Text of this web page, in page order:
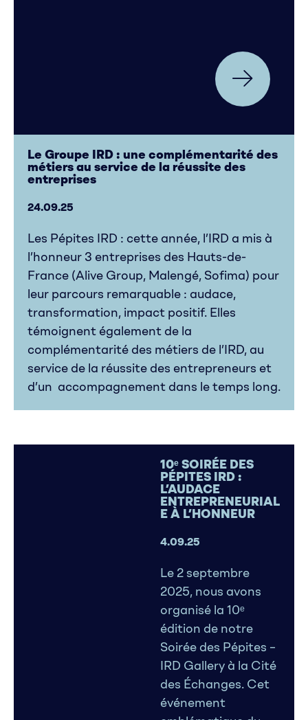
Le Groupe IRD : une complémentarité des
métiers au service de la réussite des
entreprises
24.09.25
Les Pépites IRD : cette année, l’IRD a mis à
l’honneur 3 entreprises des Hauts-de-
France (Alive Group, Malengé, Sofima) pour
leur parcours remarquable : audace,
transformation, impact positif. Elles
témoignent également de la
complémentarité des métiers de l’IRD, au
service de la réussite des entrepreneurs et
d’un accompagnement dans le temps long.
10ᵉ SOIRÉE DES
PÉPITES IRD :
L’AUDACE
ENTREPRENEURIAL
E À L’HONNEUR
4.09.25
Le 2 septembre
2025, nous avons
organisé la 10ᵉ
édition de notre
Soirée des Pépites –
IRD Gallery à la Cité
des Échanges. Cet
événement